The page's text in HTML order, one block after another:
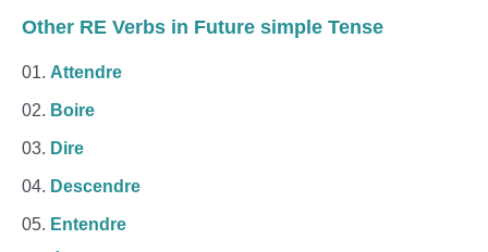
Other RE Verbs in Future simple Tense
Attendre
Boire
Dire
Descendre
Entendre